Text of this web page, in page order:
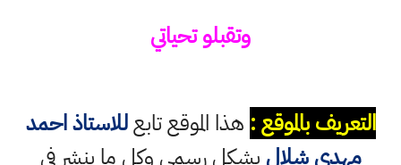
وتقبلو تحياتي
التعريف بالموقع : هذا الموقع تابعللاستاذ احمد
مهدي شلال بشكل رسمي وكل ما ينشر في